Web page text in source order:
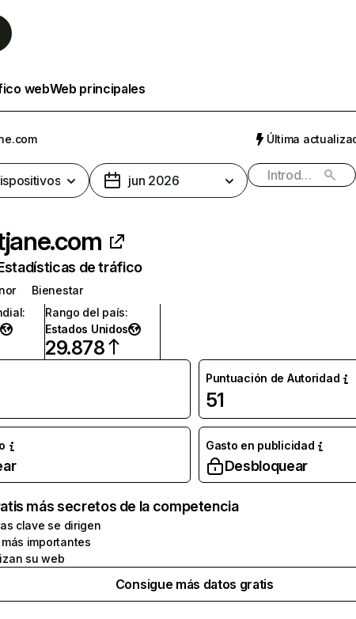
webWeb principales
Última
jun 2026
de tráfico
Bienestar
:
Rango del país:
Estados Unidos
29.878
Puntuación de Autoridad
51
Gasto en publicidad
Desbloquear
más secretos de la competencia
clave se dirigen
importantes
su web
Consigue más datos gratis